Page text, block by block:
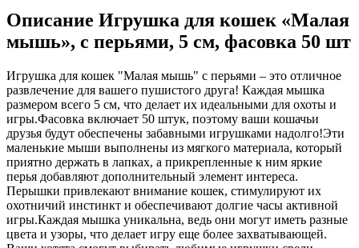
Описание Игрушка для кошек «Малая
мышь», с перьями, 5 см, фасовка 50 шт
Игрушка для кошек "Малая мышь" с перьями – это отличное
развлечение для вашего пушистого друга! Каждая мышка
размером всего 5 см, что делает их идеальными для охоты и
игры.Фасовка включает 50 штук, поэтому ваши кошачьи
друзья будут обеспечены забавными игрушками надолго!Эти
маленькие мыши выполнены из мягкого материала, который
приятно держать в лапках, а прикрепленные к ним яркие
перья добавляют дополнительный элемент интереса.
Перышки привлекают внимание кошек, стимулируют их
охотничий инстинкт и обеспечивают долгие часы активной
игры.Каждая мышка уникальна, ведь они могут иметь разные
цвета и узоры, что делает игру еще более захватывающей.